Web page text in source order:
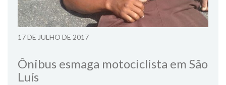
17 DE JULHO DE 2017
Ônibus esmaga motociclista em São
Luís